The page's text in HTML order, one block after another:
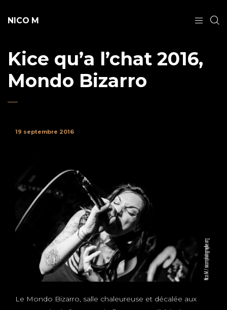
NICO M
Kice qu’a l’chat 2016,
Mondo Bizarro
19 septembre 2016
Le Mondo Bizarro, salle chaleureuse et décalée aux